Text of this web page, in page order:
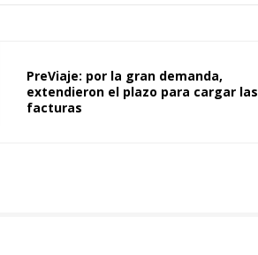
PreViaje: por la gran demanda,
extendieron el plazo para cargar las
facturas